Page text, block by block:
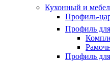
Кухонный и
Профиль-
Профиль
Профиль